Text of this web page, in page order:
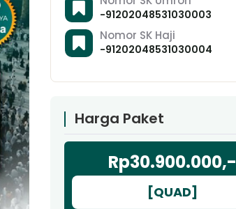
-91202048531030003
Nomor SK Haji
-91202048531030004
Harga Paket
Rp30.900.000,-
[QUAD]